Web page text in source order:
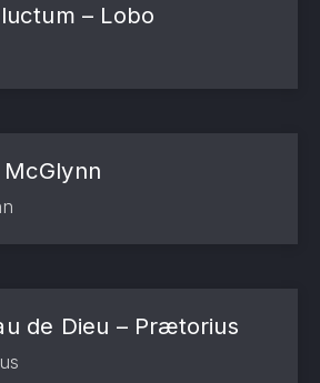
– Lobo
de Dieu – Prætorius